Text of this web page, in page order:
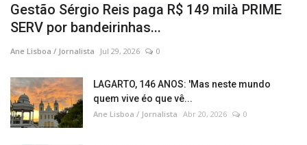
Gestão Sérgio Reis paga R$ 149 milà PRIME
SERV por bandeirinhas...
Ane Lisboa / Jornalista Jul 29, 2026 0
LAGARTO, 146 ANOS: 'Mas neste mundo
quem vive éo que vê...
Ane Lisboa / Jornalista Abr 20, 2026 0